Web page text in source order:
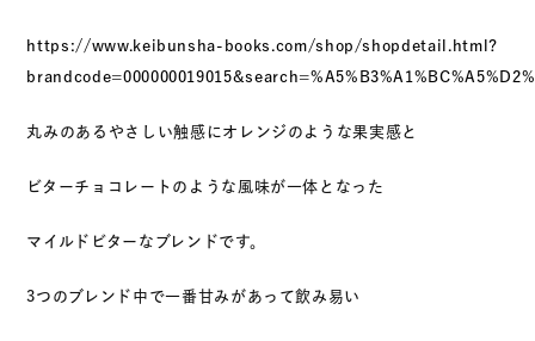
https://www.keibunsha-books.com/shop/shopdetail.html?
丸みのあるやさしい触感にオレンジのような果実感と
ビターチョコレートのような風味が一体となった
マイルドビターなブレンドです。
3つのブレンド中で一番甘みがあって飲み易い